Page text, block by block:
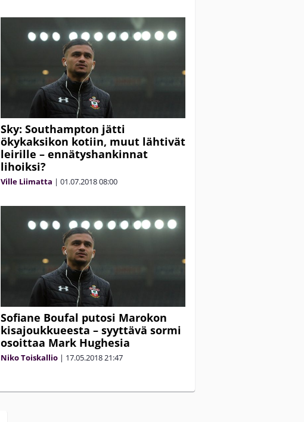
Sky: Southampton jätti
ökykaksikon kotiin, muut lähtivät
leirille – ennätyshankinnat
lihoiksi?
Ville Liimatta | 01.07.201808:00
Sofiane Boufal putosi Marokon
kisajoukkueesta – syyttävä sormi
osoittaa Mark Hughesia
Niko Toiskallio | 17.05.201821:47